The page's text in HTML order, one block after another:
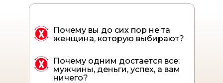
Почему одним достается все:
мужчины, деньги, успех, а вам
ничего?
Почему вы до сих пор не та
женщина, которую выбирают?